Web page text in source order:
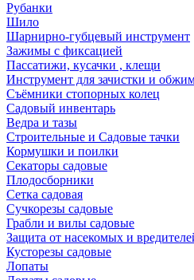
Рубанки
Шило
Шарнирно-губцевый инструмент
Зажимы с фиксацией
Пассатижи, кусачки , клещи
Инструмент для зачистки и
Съёмники стопорных колец
Садовый инвентарь
Ведра и тазы
Строительные и Садовые тачки
Кормушки и поилки
Секаторы садовые
Плодосборники
Сетка садовая
Сучкорезы садовые
Грабли и вилы садовые
Защита от насекомых и
Кусторезы садовые
Лопаты